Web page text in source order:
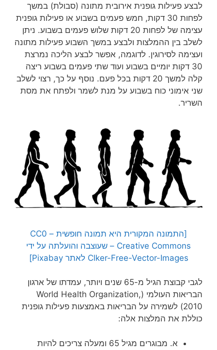
לבצע פעילות גופנית אירובית מתונה (סבולת) במשך
לפחות 30 דקות, חמש פעמים בשבוע או פעילות גופנית
עצימה של לפחות 20 דקות שלוש פעמים בשבוע. ניתן
לשלב בין ההמלצות ולבצע במשך השבוע פעילות מתונה
ועצימה לסירוגין. לדוגמה, אפשר לבצע הליכה נמרצת
30 דקות יומיים בשבוע ועוד שתי פעמים בשבוע ריצה
קלה למשך 20 דקות בכל פעם. נוסף על כך, רצוי לשלב
שני אימוני כוח בשבוע על מנת לשמר ולפתח את מסת
השריר.
[התמונה המקורית היא תמונה חופשית – CC0
Creative Commons – שעוצבה והועלתה על ידי
Clker-Free-Vector-Images לאתר Pixabay]
לגבי קבוצת הגיל מ-65 שנים ויותר, עמדתו של ארגון
הבריאות העולמי (World Health Organization,
2010) לשמירה על הבריאות באמצעות פעילות גופנית
כוללת את המלצות אלה:
א. מבוגרים מגיל 65 ומעלה צריכים להיות